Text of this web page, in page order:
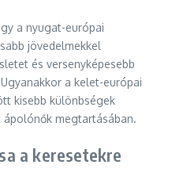
a nyugat-európai
jövedelmekkel
és versenyképesebb
a kelet-európai
kisebb különbségek
megtartásában.
a keresetekre